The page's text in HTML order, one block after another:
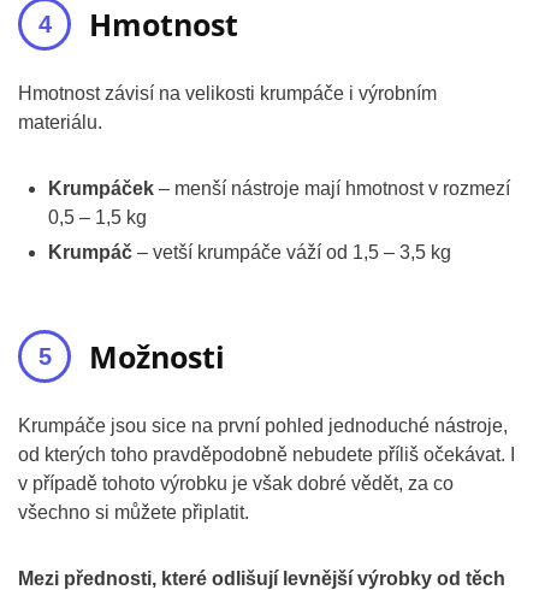
Hmotnost
Hmotnost závisí na velikosti krumpáče i výrobním
materiálu.
Krumpáček – menší nástroje mají hmotnost v rozmezí
0,5 – 1,5 kg
Krumpáč – vetší krumpáče váží od 1,5 – 3,5 kg
Možnosti
Krumpáče jsou sice na první pohled jednoduché nástroje,
od kterých toho pravděpodobně nebudete příliš očekávat. I
v případě tohoto výrobku je však dobré vědět, za co
všechno si můžete připlatit.
Mezi přednosti, které odlišují levnější výrobky od těch